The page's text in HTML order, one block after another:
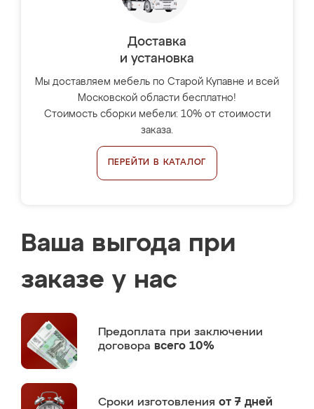
Доставка
и установка
Мы доставляем мебель по Старой Купавне и всей
Московской области бесплатно!
Стоимость сборки мебели: 10% от стоимости
заказа.
ПЕРЕЙТИ В КАТАЛОГ
Ваша выгода при
заказе у нас
Предоплата при заключении
договора всего 10%
Сроки изготовления от 7 дней